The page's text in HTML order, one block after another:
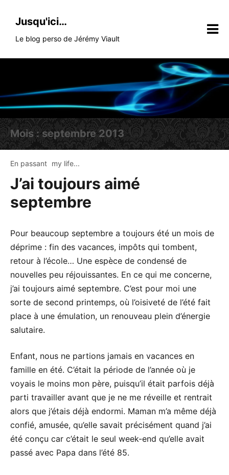
Jusqu'ici…
Le blog perso de Jérémy Viault
Mois :septembre 2013
En passant my life...
J’ai toujours aimé
septembre
Pour beaucoup septembre a toujours été un mois de
déprime : fin des vacances, impôts qui tombent,
retour à l’école… Une espèce de condensé de
nouvelles peu réjouissantes. En ce qui me concerne,
j’ai toujours aimé septembre. C’est pour moi une
sorte de second printemps, où l’oisiveté de l’été fait
place à une émulation, un renouveau plein d’énergie
salutaire.
Enfant, nous ne partions jamais en vacances en
famille en été. C’était la période de l’année où je
voyais le moins mon père, puisqu’il était parfois déjà
parti travailler avant que je ne me réveille et rentrait
alors que j’étais déjà endormi. Maman m’a même déjà
confié, amusée, qu’elle savait précisément quand j’ai
été conçu car c’était le seul week-end qu’elle avait
passé avec Papa dans l’été 85.